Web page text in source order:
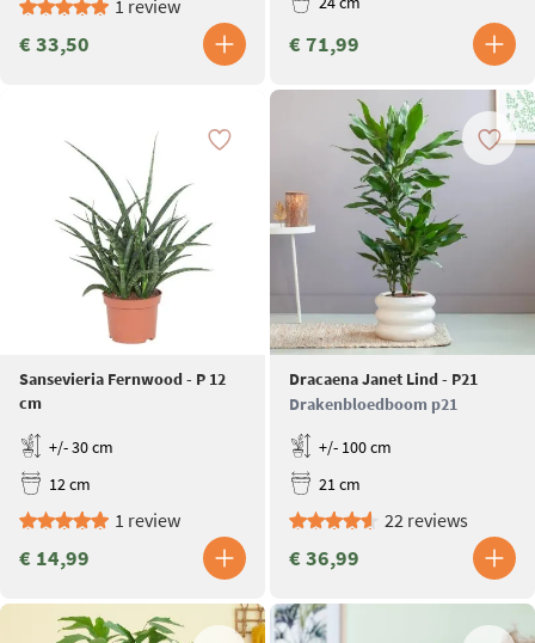
1 review
€ 33,50 € 71,99
Sansevieria Fernwood - P 12
cm
+/- 30 cm
12 cm
1 review
€ 14,99
Dracaena Janet Lind - P21
Drakenbloedboom p21
+/- 100 cm
21 cm
22 reviews
€ 36,99